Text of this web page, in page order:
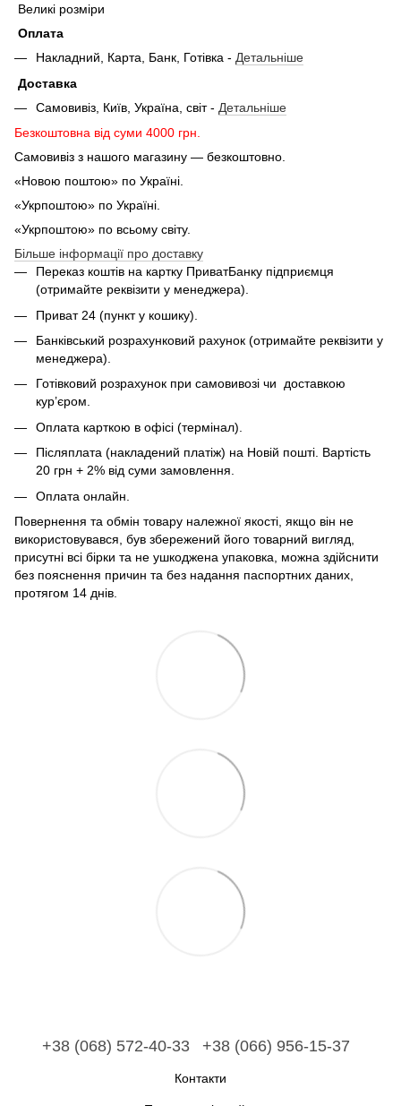
Великі розміри
Оплата
Накладний, Карта, Банк, Готівка - Детальніше
Доставка
Самовивіз, Київ, Україна, світ - Детальніше
Безкоштовна від суми 4000 грн.
Самовивіз з нашого магазину — безкоштовно.
«Новою поштою» по Україні.
«Укрпоштою» по Україні.
«Укрпоштою» по всьому світу.
Більше інформації про доставку
Переказ коштів на картку ПриватБанку підприємця
(отримайте реквізити у менеджера).
Приват 24 (пункт у кошику).
Банківський розрахунковий рахунок (отримайте реквізити у
менеджера).
Готівковий розрахунок при самовивозі чи доставкою
кур’єром.
Оплата карткою в офісі (термінал).
Післяплата (накладений платіж) на Новій пошті. Вартість
20 грн + 2% від суми замовлення.
Оплата онлайн.
Повернення та обмін товару належної якості, якщо він не
використовувався, був збережений його товарний вигляд,
присутні всі бірки та не ушкоджена упаковка, можна здійснити
без пояснення причин та без надання паспортних даних,
протягом 14 днів.
+38 (068) 572-40-33 +38 (066) 956-15-37
Контакти